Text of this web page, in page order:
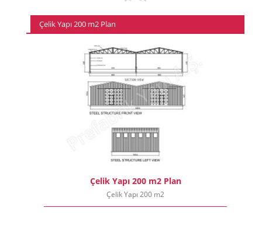
Çelik Yapı 200 m2 Plan
Çelik Yapı 200 m2 Plan
Çelik Yapı 200 m2